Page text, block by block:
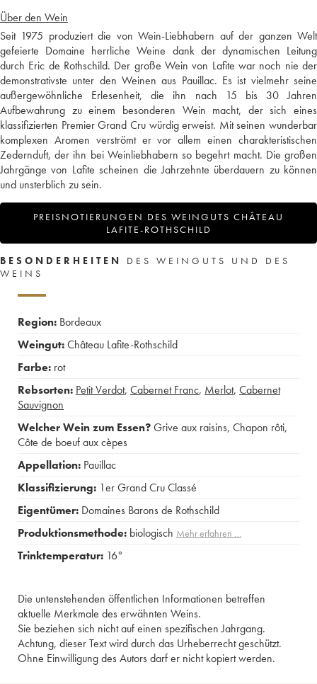
Über den Wein
Seit 1975 produziert die von Wein-Liebhabern auf der ganzen Welt
gefeierte Domaine herrliche Weine dank der dynamischen Leitung
durch Eric de Rothschild. Der große Wein von Lafite war noch nie der
demonstrativste unter den Weinen aus Pauillac. Es ist vielmehr seine
außergewöhnliche Erlesenheit, die ihn nach 15 bis 30 Jahren
Aufbewahrung zu einem besonderen Wein macht, der sich eines
klassifizierten Premier Grand Cru würdig erweist. Mit seinen wunderbar
komplexen Aromen verströmt er vor allem einen charakteristischen
Zedernduft, der ihn bei Weinliebhabern so begehrt macht. Die großen
Jahrgänge von Lafite scheinen die Jahrzehnte überdauern zu können
und unsterblich zu sein.
PREISNOTIERUNGEN DES WEINGUTS CHÂTEAU
LAFITE-ROTHSCHILD
BESONDERHEITEN
DES WEINGUTS UND DES
WEINS
Region: Bordeaux
Weingut:Château Lafite-Rothschild
Farbe: rot
Rebsorten: Petit Verdot, Cabernet Franc, Merlot, Cabernet
Sauvignon
Welcher Wein zum Essen?Grive aux raisins, Chapon rôti,
Côte de boeuf aux cèpes
Appellation: Pauillac
Klassifizierung: 1er Grand Cru Classé
Eigentümer: Domaines Barons de Rothschild
Produktionsmethode: biologisch Mehr erfahren …
Trinktemperatur: 16°
Die untenstehenden öffentlichen Informationen betreffen
aktuelle Merkmale des erwähnten Weins.
Sie beziehen sich nicht auf einen spezifischen Jahrgang.
Achtung, dieser Text wird durch das Urheberrecht geschützt.
Ohne Einwilligung des Autors darf er nicht kopiert werden.